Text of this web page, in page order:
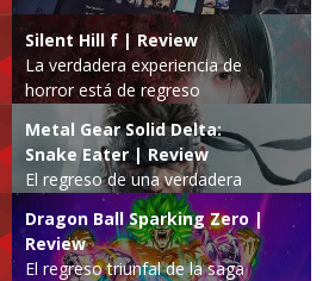
Silent Hill f | Review
La verdadera experiencia de
horror está de regreso
Metal Gear Solid Delta:
Snake Eater | Review
El regreso de una verdadera
leyenda
Dragon Ball Sparking Zero |
Review
El regreso triunfal de la saga